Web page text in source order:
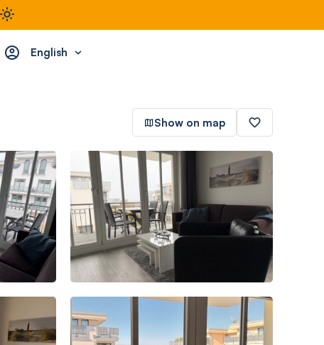
English
Show on map